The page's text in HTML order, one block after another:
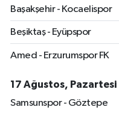
Başakşehir - Kocaelispor
Beşiktaş - Eyüpspor
Amed - Erzurumspor FK
17 Ağustos, Pazartesi
Samsunspor - Göztepe